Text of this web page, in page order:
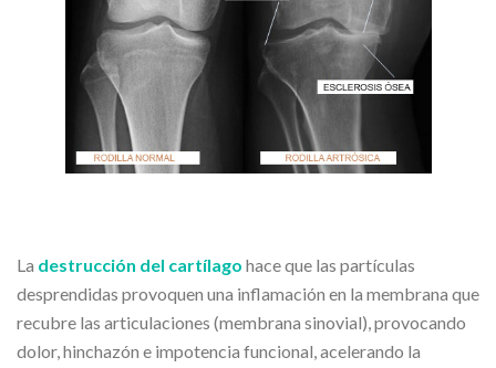
La destrucción del cartílago hace que las partículas
desprendidas provoquen una inflamación en la membrana que
recubre las articulaciones (membrana sinovial), provocando
dolor, hinchazón e impotencia funcional, acelerando la